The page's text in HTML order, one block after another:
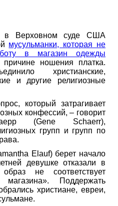
в Верховном суде США
мусульманки, которая не
в магазин одежды
ношения платка.
христианские,
и другие религиозные
который затрагивает
конфессий, – говорит
(Gene Schaerr),
групп и групп по
Elauf) берет начало
девушке отказали в
не соответствует
Поддержать
христиане, евреи,